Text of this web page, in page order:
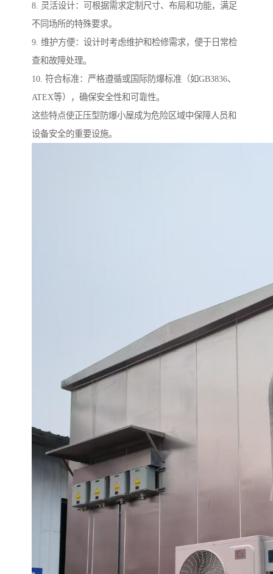
8. 灵活设计：可根据需求定制尺寸、布局和功能，满足
不同场所的特殊要求。
9. 维护方便：设计时考虑维护和检修需求，便于日常检
查和故障处理。
10. 符合标准：严格遵循或国际防爆标准（如GB3836、
ATEX等），确保安全性和可靠性。
这些特点使正压型防爆小屋成为危险区域中保障人员和
设备安全的重要设施。